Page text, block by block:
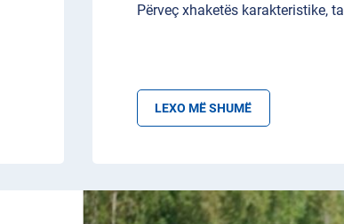
Përveç xhaketës karakteristike, ta
LEXO MË SHUMË